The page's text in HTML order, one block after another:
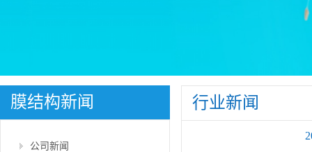
膜结构新闻
公司新闻
行业新闻